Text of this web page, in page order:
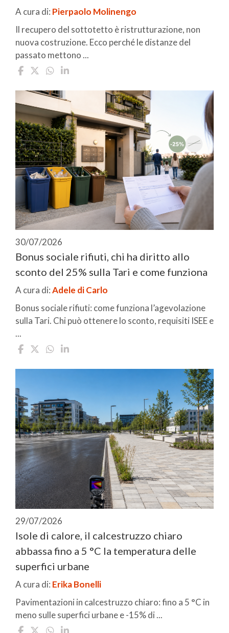
A cura di: Pierpaolo Molinengo
Il recupero del sottotetto è ristrutturazione, non
nuova costruzione. Ecco perché le distanze del
passato mettono ...
30/07/2026
Bonus sociale rifiuti, chi ha diritto allo
sconto del 25% sulla Tari e come funziona
A cura di:Adele di Carlo
Bonus sociale rifiuti: come funziona l’agevolazione
sulla Tari. Chi può ottenere lo sconto, requisiti ISEE e
...
29/07/2026
Isole di calore, il calcestruzzo chiaro
abbassa fino a 5 °C la temperatura delle
superfici urbane
A cura di: Erika Bonelli
Pavimentazioni in calcestruzzo chiaro: fino a 5 °C in
meno sulle superfici urbane e -15% di ...